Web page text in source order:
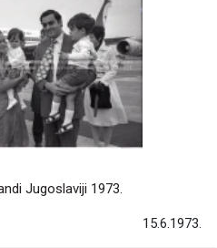
Jugoslaviji 1973.
15.6.1973.